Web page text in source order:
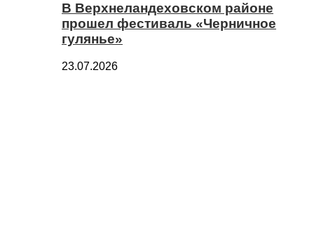
В Верхнеландеховском районе
прошел фестиваль «Черничное
гулянье»
23.07.2026